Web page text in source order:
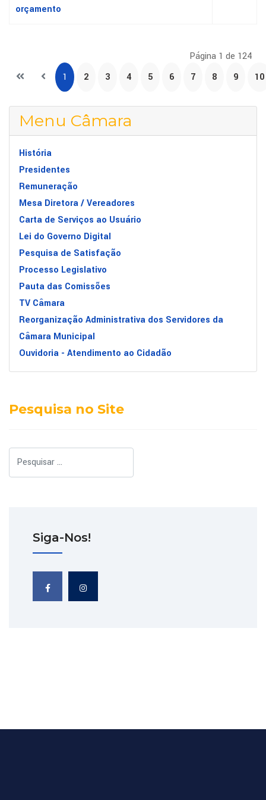
orçamento
Página 1 de 124
1
2 3 4 5 6 7 8 9 10
Menu Câmara
História
Presidentes
Remuneração
Mesa Diretora / Vereadores
Carta de Serviços ao Usuário
Lei do Governo Digital
Pesquisa de Satisfação
Processo Legislativo
Pauta das Comissões
TV Câmara
Reorganização Administrativa dos Servidores da
Câmara Municipal
Ouvidoria - Atendimento ao Cidadão
Pesquisa no Site
Siga-Nos!